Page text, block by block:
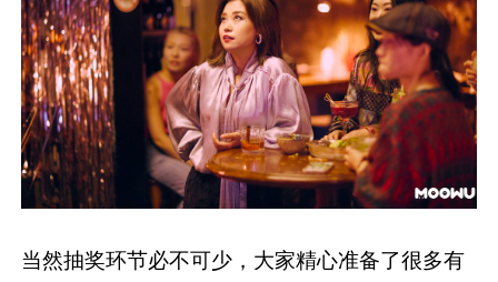
当然抽奖环节必不可少，大家精心准备了很多有